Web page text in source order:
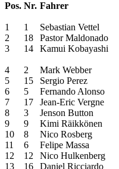
Pos. Nr. Fahrer
1 1 Sebastian Vettel
2
18 Pastor Maldonado
3
14 Kamui Kobayashi
4 2 Mark Webber
5
15 Sergio Perez
6
5 Fernando Alonso
7
17 Jean-Eric Vergne
8
3 Jenson Button
9
9 Kimi Räikkönen
10
8 Nico Rosberg
11
6 Felipe Massa
12
12 Nico Hulkenberg
13
16 Daniel Ricciardo